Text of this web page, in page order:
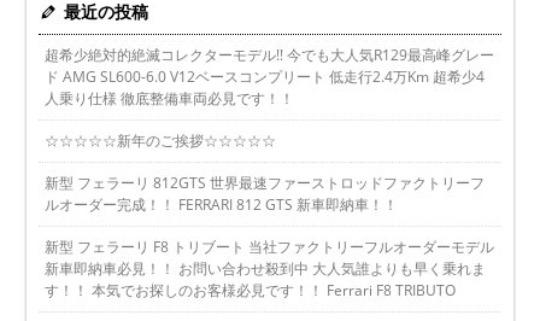
最近の投稿
超希少絶対的絶滅コレクターモデル!! 今でも大人気R129最高峰グレー
ド AMG SL600-6.0 V12ベースコンプリート 低走行2.4万Km 超希少4
人乗り仕様 徹底整備車両必見です！！
☆☆☆☆☆新年のご挨拶☆☆☆☆☆
新型 フェラーリ 812GTS 世界最速ファーストロッドファクトリーフ
ルオーダー完成！！ FERRARI 812 GTS 新車即納車！！
新型 フェラーリ F8 トリブート 当社ファクトリーフルオーダーモデル
新車即納車必見！！ お問い合わせ殺到中 大人気誰よりも早く乗れま
す！！ 本気でお探しのお客様必見です！！ Ferrari F8 TRIBUTO